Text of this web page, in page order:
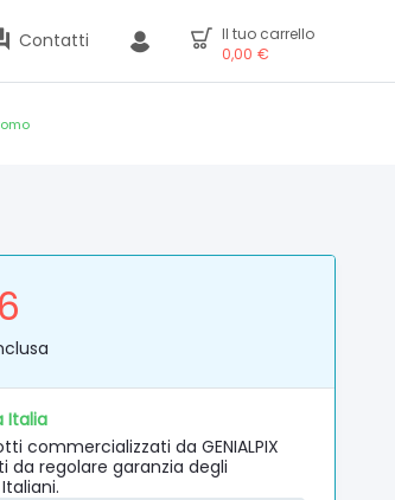
Contatti
Il tuo carrello
0,00 €
Italia
commercializzati da GENIALPIX
da regolare garanzia degli